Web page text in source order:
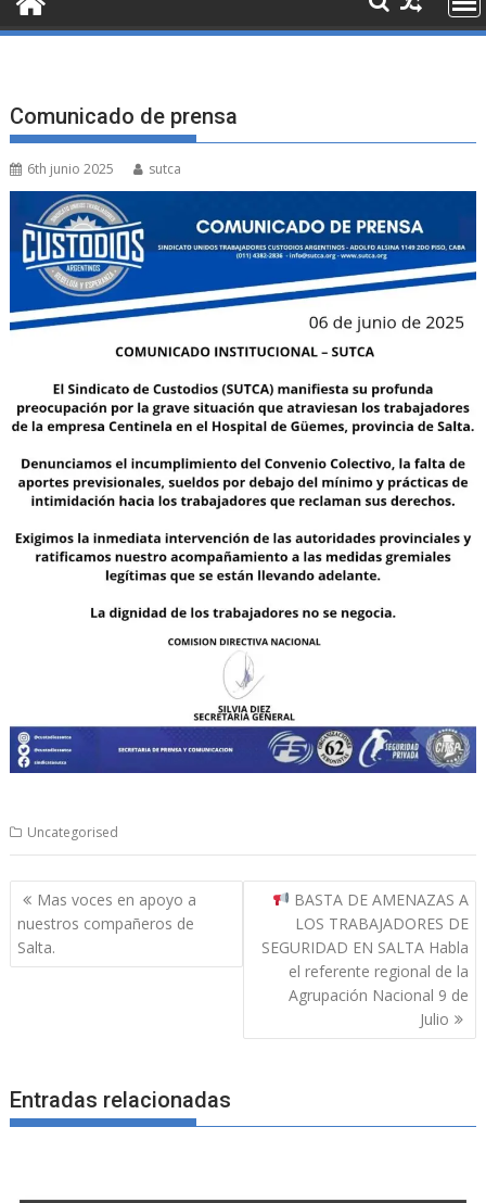
Comunicado de prensa
6th junio 2025 sutca
Uncategorised
Navegación
de
entradas
Mas voces en apoyo a
nuestros compañeros de
Salta.
BASTA DE AMENAZAS A
LOS TRABAJADORES DE
SEGURIDAD EN SALTA Habla
el referente regional de la
Agrupación Nacional 9 de
Julio
Entradas relacionadas